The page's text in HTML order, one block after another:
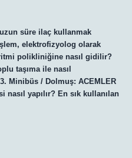
süre ilaç kullanmak
elektrofizyolog olarak
polikliniğine nasıl gidilir?
taşıma ile nasıl
Minibüs / Dolmuş: ACEMLER
nasıl yapılır? En sık kullanılan